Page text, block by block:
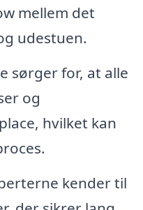
mellem det
udestuen.
sørger for, at alle
og
hvilket kan
kender til